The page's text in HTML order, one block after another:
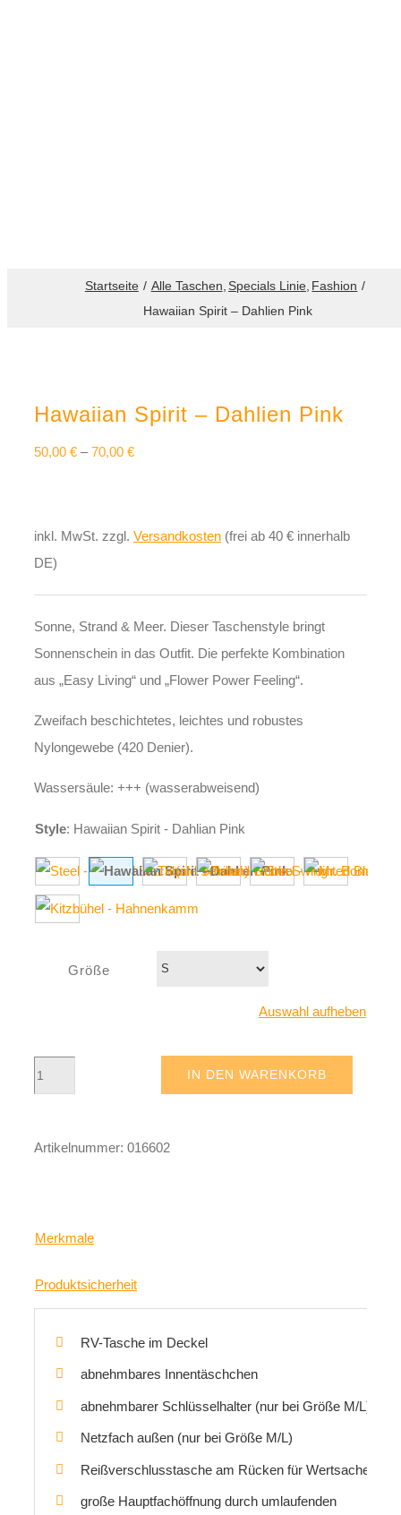
Startseite Alle Taschen Specials Linie Fashion
Hawaiian Spirit – Dahlien Pink
Hawaiian Spirit – Dahlien Pink
50,00 € –70,00 €
inkl. MwSt. zzgl. Versandkosten (frei ab 40 € innerhalb
DE)
Sonne, Strand & Meer. Dieser Taschenstyle bringt
Sonnenschein in das Outfit. Die perfekte Kombination
aus „Easy Living“ und „Flower Power Feeling“.
Zweifach beschichtetes, leichtes und robustes
Nylongewebe (420 Denier).
Wassersäule: +++ (wasserabweisend)
Style: Hawaiian Spirit - Dahlian Pink
Größe
Auswahl aufheben
Hawaiian
Spirit
Dahlien
IN DEN WARENKORB
Artikelnummer: 016602
Merkmale
Produktsicherheit
RV-Tasche im Deckel
abnehmbares Innentäschchen
abnehmbarer Schlüsselhalter (nur bei Größe M/L)
Netzfach außen (nur bei Größe M/L)
Reißverschlusstasche am Rücken für Wertsachen
große Hauptfachöffnung durch umlaufenden